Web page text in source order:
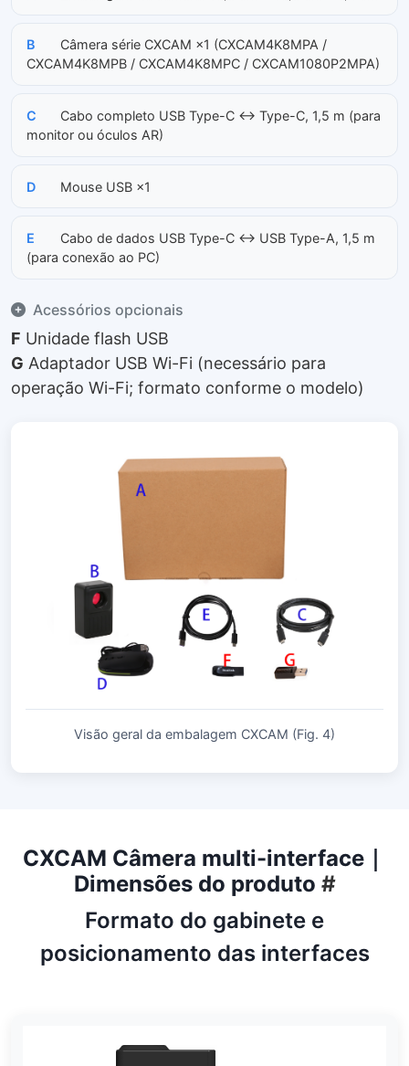
B
Câmera série CXCAM ×1 (CXCAM4K8MPA /
CXCAM4K8MPB / CXCAM4K8MPC / CXCAM1080P2MPA)
C
Cabo completo USB Type-C ↔ Type-C, 1,5 m (para
monitor ou óculos AR)
D Mouse USB ×1
E
Cabo de dados USB Type-C ↔ USB Type-A, 1,5 m
(para conexão ao PC)
Acessórios opcionais
F Unidade flash USB
G Adaptador USB Wi-Fi (necessário para
operação Wi-Fi; formato conforme o modelo)
Visão geral da embalagem CXCAM (Fig. 4)
CXCAM Câmera multi-interface｜
Dimensões do produto #
Formato do gabinete e
posicionamento das interfaces